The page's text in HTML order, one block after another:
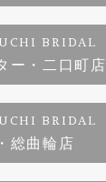
輪 and 婚約指輪
ロポーズプラン
BRIDAL
ー・二口町店
BRIDAL
総曲輪店